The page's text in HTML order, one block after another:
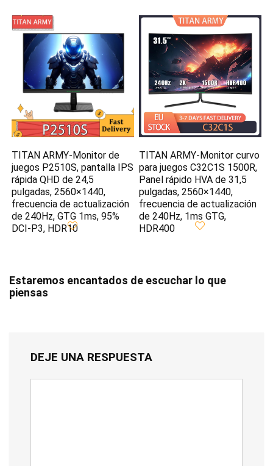
TITAN ARMY-Monitor de
juegos P2510S, pantalla IPS
rápida QHD de 24,5
pulgadas, 2560×1440,
frecuencia de actualización
de 240Hz, GTG 1ms, 95%
DCI-P3, HDR10
TITAN ARMY-Monitor curvo
para juegos C32C1S 1500R,
Panel rápido HVA de 31,5
pulgadas, 2560×1440,
frecuencia de actualización
de 240Hz, 1ms GTG,
HDR400
Estaremos encantados de escuchar lo que
piensas
DEJE UNA RESPUESTA